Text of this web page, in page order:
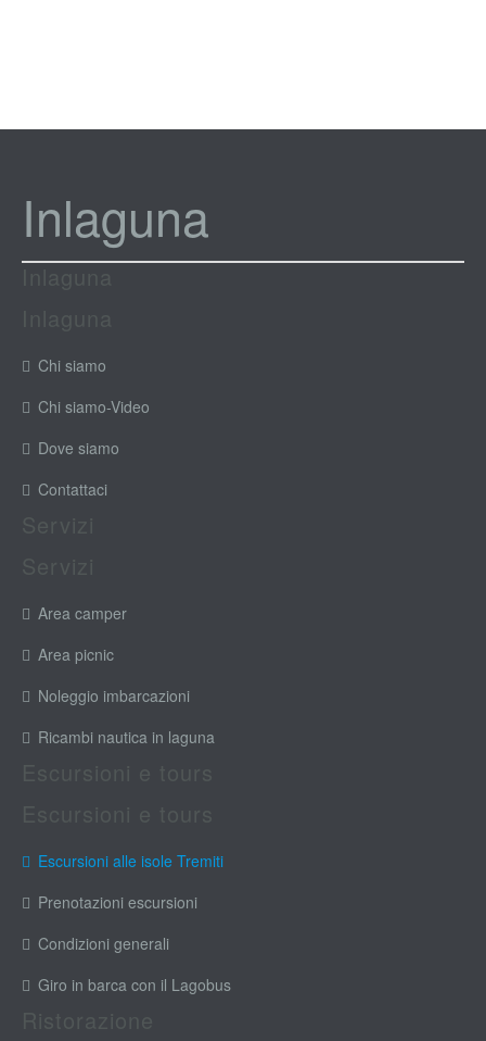
Inlaguna
Chi siamo
Chi siamo-Video
Dove siamo
Contattaci
Area camper
Area picnic
Noleggio imbarcazioni
Ricambi nautica in laguna
Escursioni alle isole Tremiti
Prenotazioni escursioni
Condizioni generali
Giro in barca con il Lagobus